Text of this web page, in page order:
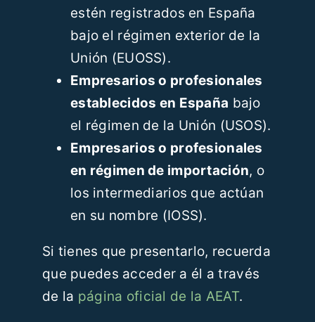
estén registrados en España
bajo el régimen exterior de la
Unión (EUOSS).
Empresarios o profesionales
establecidos en España bajo
el régimen de la Unión (USOS).
Empresarios o profesionales
en régimen de importación, o
los intermediarios que actúan
en su nombre (IOSS).
Si tienes que presentarlo, recuerda
que puedes acceder a él a través
de la página oficial de la AEAT.